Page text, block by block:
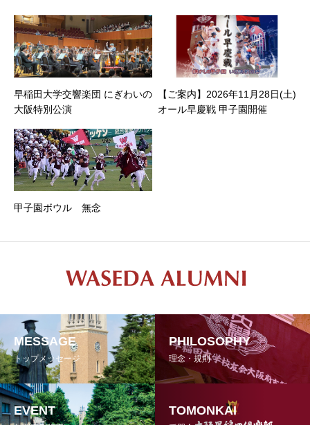
早稲田大学交響楽団 にぎわいの
大阪特別公演
【ご案内】2026年11月28日(土)
オール早慶戦 甲子園開催
甲子園ボウル 無念
MESSAGE
トップメッセージ
PHILOSOPHY
理念・規則
EVENT TOMONKAI